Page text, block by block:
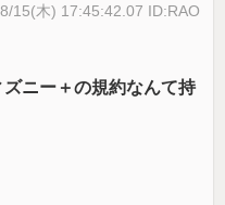
15(木) 17:45:42.07 ID:RAO
ニー＋の規約なんて持